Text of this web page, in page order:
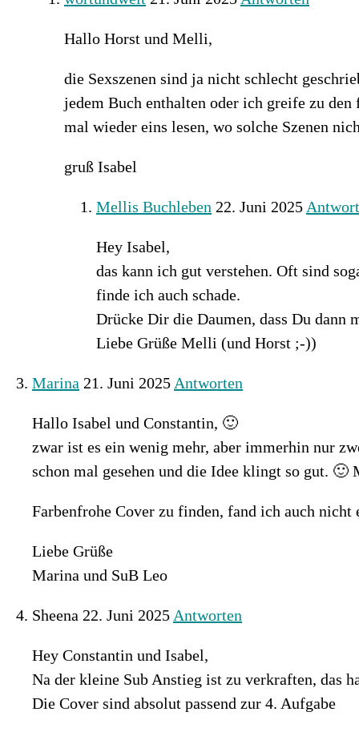
Hallo Horst und Melli,
die Sexszenen sind ja nicht schlecht
jedem Buch enthalten oder ich greife zu
mal wieder eins lesen, wo solche Szenen
gruß Isabel
Mellis Buchleben 22. Juni 2025
Hey Isabel,
das kann ich gut verstehen. Oft sind
finde ich auch schade.
Drücke Dir die Daumen, dass Du dann
Liebe Grüße Melli (und Horst ;-))
Marina 21. Juni 2025 Antworten
Hallo Isabel und Constantin, 🙂
zwar ist es ein wenig mehr, aber immerhin nur
schon mal gesehen und die Idee klingt so gut. 🙂
Farbenfrohe Cover zu finden, fand ich auch
Liebe Grüße
Marina und SuB Leo
Sheena 22. Juni 2025 Antworten
Hey Constantin und Isabel,
Na der kleine Sub Anstieg ist zu verkraften, das
Die Cover sind absolut passend zur 4. Aufgabe